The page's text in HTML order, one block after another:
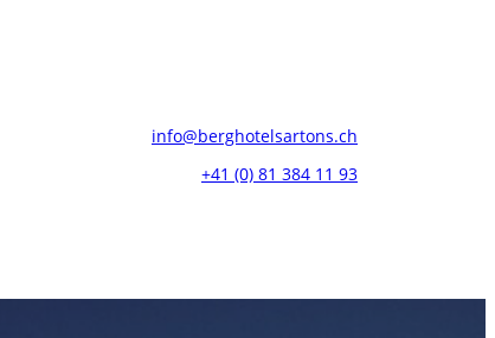
info@berghotelsartons.ch
+41 (0) 81 384 11 93